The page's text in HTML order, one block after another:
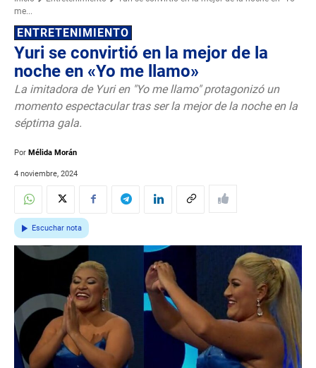
me...
ENTRETENIMIENTO
Yuri se convirtió en la mejor de la
noche en «Yo me llamo»
La imitadora de Yuri en "Yo me llamo" protagonizó un
momento espectacular tras ser la mejor de la noche en la
séptima gala.
Por Mélida Morán
4 noviembre, 2024
Escuchar nota